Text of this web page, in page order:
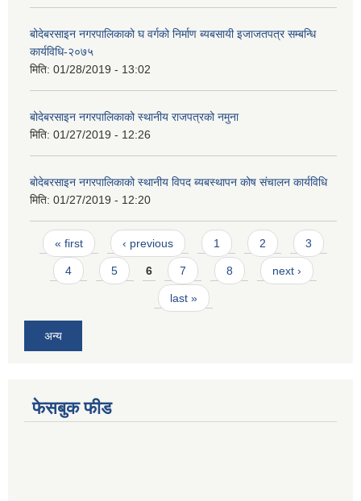
बोदेबरसाइन नगरपालिकाको घ वर्गको निर्माण ब्यबसायी इजाजतपत्र सम्बन्धि
कार्यविधि-२०७५
मिति: 01/28/2019 - 13:02
बोदेबरसाइन नगरपालिकाको स्थानीय राजपत्रको नमुना
मिति: 01/27/2019 - 12:26
बोदेबरसाइन नगरपालिकाको स्थानीय विपद ब्यबस्थापन कोष संचालन कार्यविधि
मिति: 01/27/2019 - 12:20
Pages
« first ‹ previous 1 2 3
4 5 6 7 8 next ›
last »
अन्य
फेसबुक फीड